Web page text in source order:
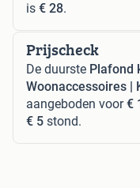
is € 28.
Prijscheck
De duurste Plafond
Woonaccessoires |
aangeboden voor€
€ 5 stond.